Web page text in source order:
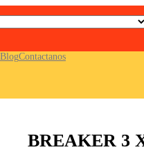
BlogContactanos
BREAKER 3